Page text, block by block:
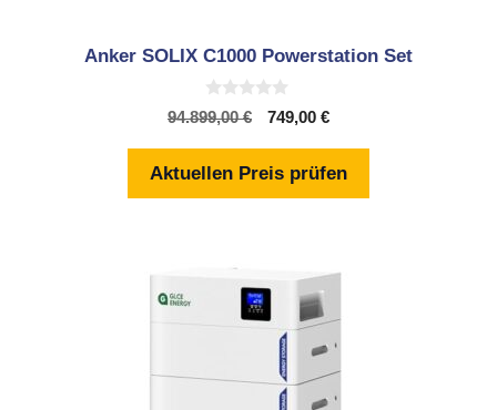
Anker SOLIX C1000 Powerstation Set
0
v
5
94.899,00€
Ursprünglicher
war:
94.899,00 €
749,00 €Aktueller
Aktuellen Preis prüfen